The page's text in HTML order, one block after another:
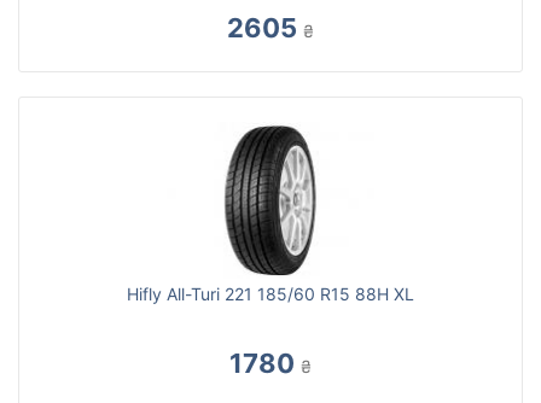
2605 ₴
Hifly All-Turi 221 185/60 R15 88H XL
1780 ₴